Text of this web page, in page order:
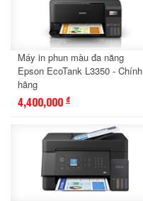
Máy in phun màu đa năng
Epson EcoTank L3350 - Chính
hãng
4,400,000 đ